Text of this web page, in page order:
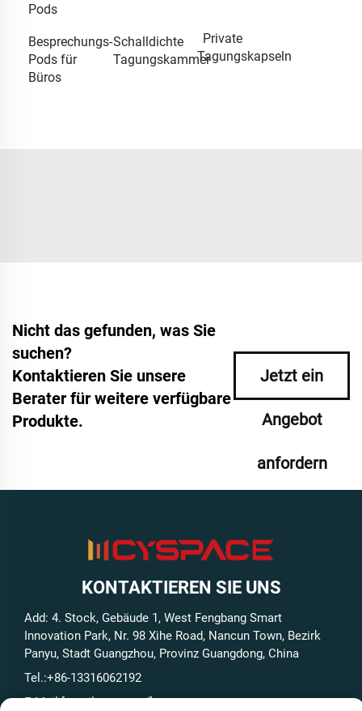
Pods
Besprechungs-
Pods für
Büros
Schalldichte
Tagungskammer
Private
Tagungskapseln
Nicht das gefunden, was Sie
suchen?
Kontaktieren Sie unsere
Berater für weitere verfügbare
Produkte.
Jetzt ein
Angebot
anfordern
KONTAKTIEREN SIE UNS
Add: 4. Stock, Gebäude 1, West Fengbang Smart
Innovation Park, Nr. 98 Xihe Road, Nancun Town, Bezirk
Panyu, Stadt Guangzhou, Provinz Guangdong, China
Tel.:+86-13316062192
E-Mail:[email protected]